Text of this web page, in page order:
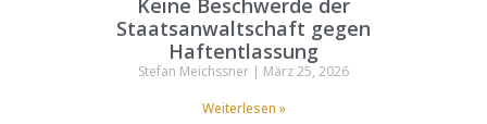
Keine Beschwerde der
Staatsanwaltschaft gegen
Haftentlassung
Stefan Meichssner
März 25, 2026
Weiterlesen »